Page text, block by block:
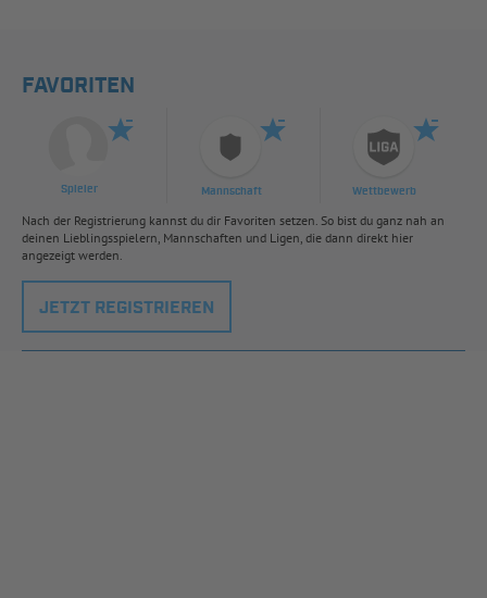
FAVORITEN
Spieler Mannschaft Wettbewerb
Nach der Registrierung kannst du dir Favoriten setzen. So bist du ganz nah an
deinen Lieblingsspielern, Mannschaften und Ligen, die dann direkt hier
angezeigt werden.
JETZT REGISTRIEREN